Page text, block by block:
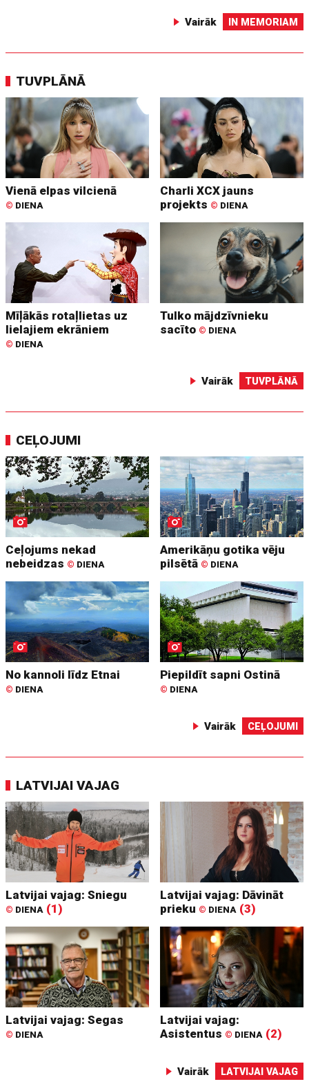
Vairāk IN MEMORIAM
TUVPLĀNĀ
Vienā elpas vilcienā
© DIENA
Charli XCX jauns
projekts © DIENA
Mīļākās rotaļlietas uz
lielajiem ekrāniem
© DIENA
Tulko mājdzīvnieku
sacīto © DIENA
Vairāk TUVPLĀNĀ
CEĻOJUMI
Ceļojums nekad
nebeidzas © DIENA
Amerikāņu gotika vēju
pilsētā © DIENA
No kannoli līdz Etnai
© DIENA
Piepildīt sapni Ostinā
© DIENA
Vairāk CEĻOJUMI
LATVIJAI VAJAG
Latvijai vajag: Sniegu
© DIENA (1)
Latvijai vajag: Dāvināt
prieku © DIENA (3)
Latvijai vajag: Segas
© DIENA
Latvijai vajag:
Asistentus © DIENA (2)
Vairāk LATVIJAI VAJAG